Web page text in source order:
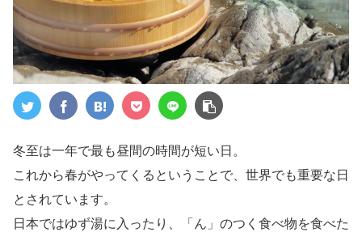
冬至は一年で最も昼間の時間が短い日。
これから春がやってくるということで、世界でも重要な日
とされています。
日本ではゆず湯に入ったり、「ん」のつく食べ物を食べた